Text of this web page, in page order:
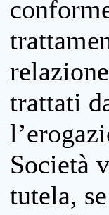
trattati
Società
tutela,